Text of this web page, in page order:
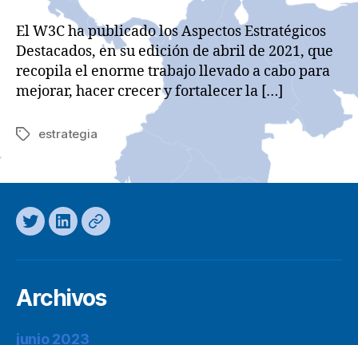
la
entrada
entrada
El W3C ha publicado los Aspectos Estratégicos
Destacados, en su edición de abril de 2021, que
recopila el enorme trabajo llevado a cabo para
mejorar, hacer crecer y fortalecer la […]
Etiquetas
estrategia
TwitterLinkedInMastodon
Archivos
junio 2023